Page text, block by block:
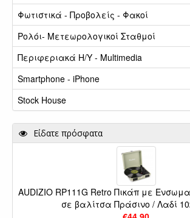
Φωτιστικά - Προβολείς - Φακοί
Ρολόι- Μετεωρολογικοί Σταθμοί
Περιφεριακά Η/Υ - Multimedia
Smartphone - iPhone
Stock House
Είδατε πρόσφατα
AUDIZIO RP111G Retro Πικάπ με
σε βαλίτσα Πράσινο / Λαδί